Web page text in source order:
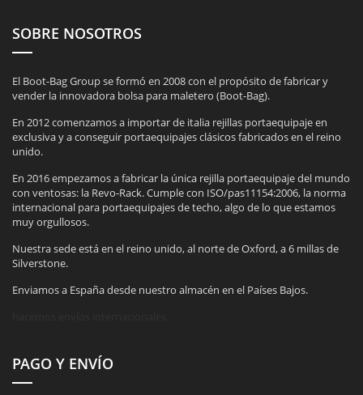
SOBRE NOSOTROS
El Boot-Bag Group se formó en 2008 con el propósito de fabricar y
vender la innovadora bolsa para maletero (Boot-Bag).
En 2012 comenzamos a importar de italia rejillas portaequipaje en
exclusiva y a conseguir portaequipajes clásicos fabricados en el reino
unido.
En 2016 empezamos a fabricar la única rejilla portaequipaje del mundo
con ventosas: la Revo-Rack. Cumple con ISO/pas11154:2006, la norma
internacional para portaequipajes de techo, algo de lo que estamos
muy orgullosos.
Nuestra sede está en el reino unido, al norte de Oxford, a 6 millas de
Silverstone.
Enviamos a España desde nuestro almacén en el Países Bajos.
PAGO Y ENVÍO